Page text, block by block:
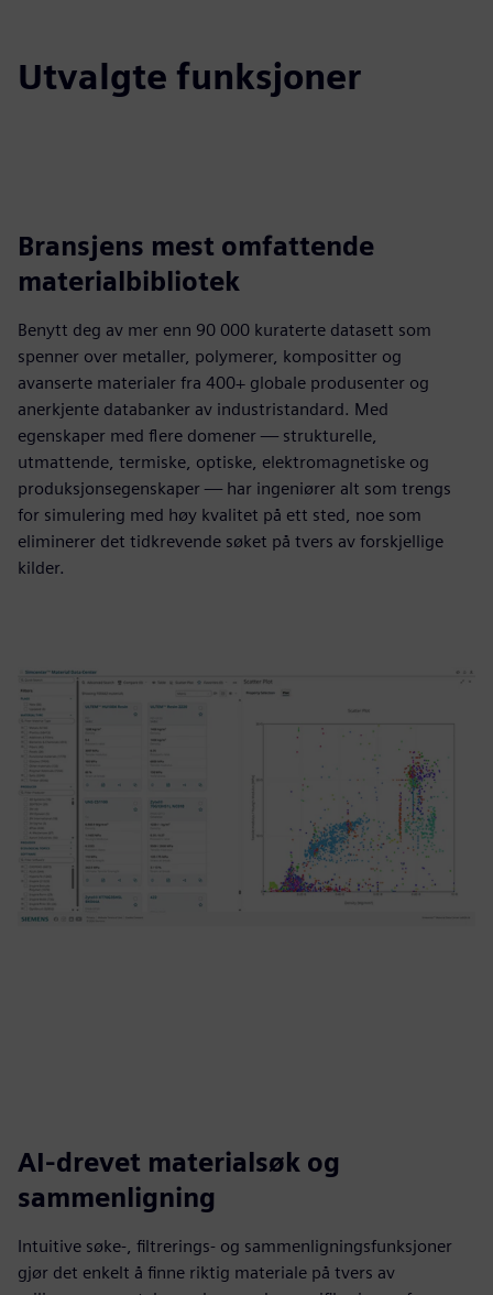
Utvalgte funksjoner
Bransjens mest omfattende
materialbibliotek
Benytt deg av mer enn 90 000 kuraterte datasett som
spenner over metaller, polymerer, kompositter og
avanserte materialer fra 400+ globale produsenter og
anerkjente databanker av industristandard. Med
egenskaper med flere domener — strukturelle,
utmattende, termiske, optiske, elektromagnetiske og
produksjonsegenskaper — har ingeniører alt som trengs
for simulering med høy kvalitet på ett sted, noe som
eliminerer det tidkrevende søket på tvers av forskjellige
kilder.
AI-drevet materialsøk og
sammenligning
Intuitive søke-, filtrerings- og sammenligningsfunksjoner
gjør det enkelt å finne riktig materiale på tvers av